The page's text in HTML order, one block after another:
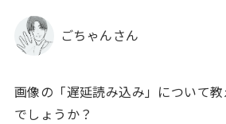
ごちゃんさん
画像の「遅延読み込み」について
でしょうか？